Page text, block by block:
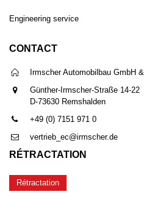
Engineering service
CONTACT
Irmscher Automobilbau GmbH
Günther-Irmscher-Straße 14-22
D-73630 Remshalden
+49 (0) 7151 971 0
vertrieb_ec@irmscher.de
RÉTRACTATION
Rétractation